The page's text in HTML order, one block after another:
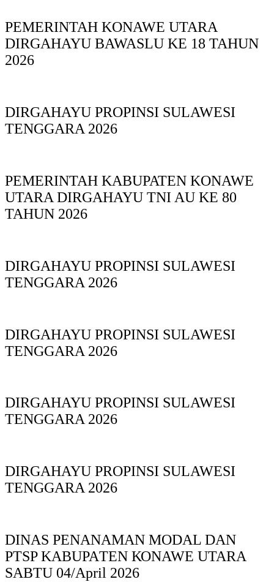
PEMERINTAH KONAWE UTARA
DIRGAHAYU BAWASLU KE 18 TAHUN
2026
DIRGAHAYU PROPINSI SULAWESI
TENGGARA 2026
PEMERINTAH KABUPATEN KONAWE
UTARA DIRGAHAYU TNI AU KE 80
TAHUN 2026
DIRGAHAYU PROPINSI SULAWESI
TENGGARA 2026
DIRGAHAYU PROPINSI SULAWESI
TENGGARA 2026
DIRGAHAYU PROPINSI SULAWESI
TENGGARA 2026
DIRGAHAYU PROPINSI SULAWESI
TENGGARA 2026
DINAS PΕΝΑΝΑΜAN MODAL DAN
PTSP KABUPAΤΕΝ ΚΟNAWE UTARA
SABTU 04/April 2026